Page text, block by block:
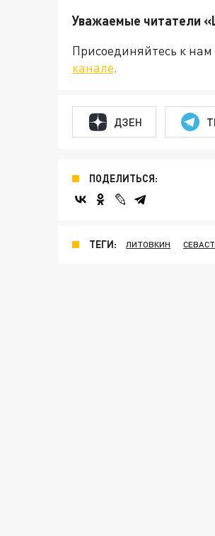
Уважаемые
Присоединяйтесь к нам
канале.
ДЗЕН
ПОДЕЛИТЬСЯ:
ТЕГИ: ЛИТОВКИН